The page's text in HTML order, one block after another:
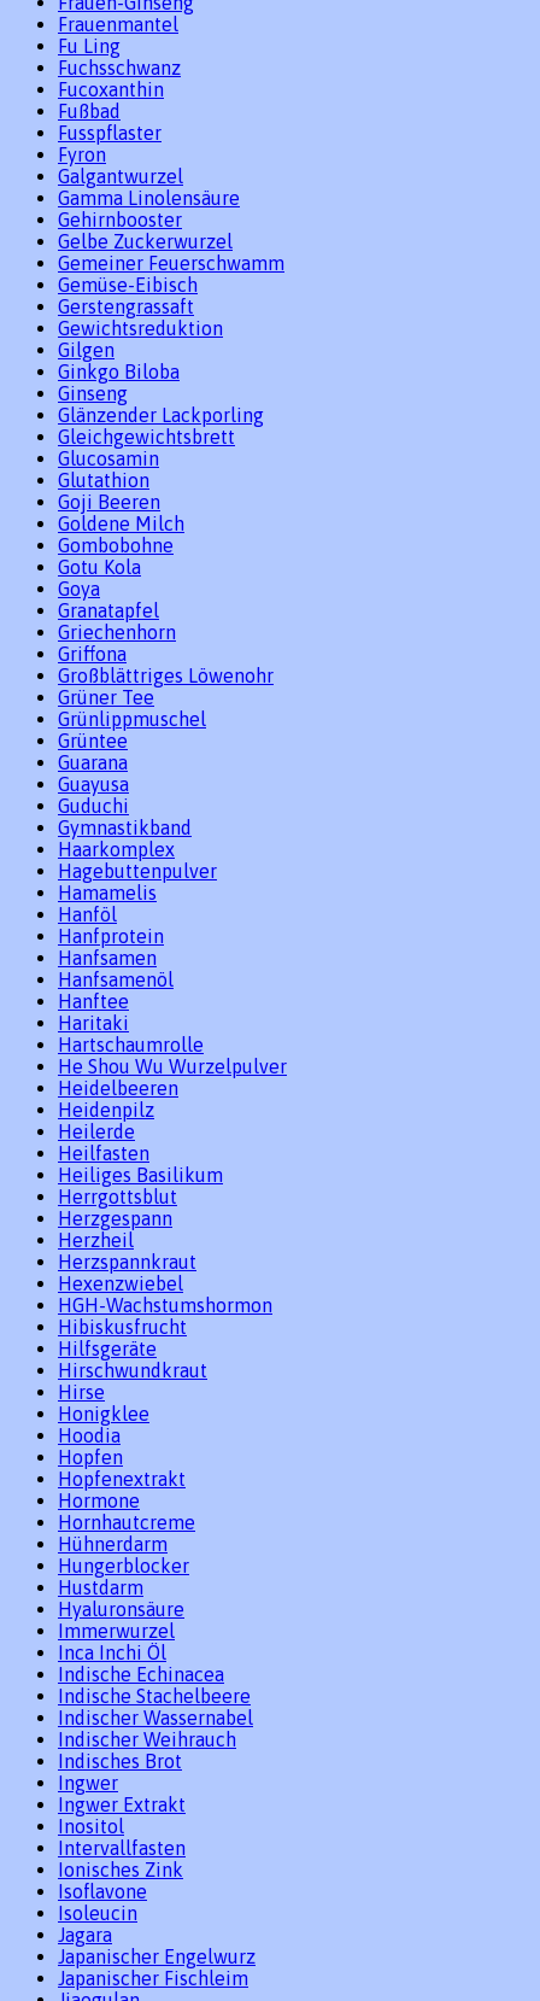
Frauenmantel
Fu Ling
Fuchsschwanz
Fucoxanthin
Fußbad
Fusspflaster
Fyron
Galgantwurzel
Gamma Linolensäure
Gehirnbooster
Gelbe Zuckerwurzel
Gemeiner Feuerschwamm
Gemüse-Eibisch
Gerstengrassaft
Gewichtsreduktion
Gilgen
Ginkgo Biloba
Ginseng
Glänzender Lackporling
Gleichgewichtsbrett
Glucosamin
Glutathion
Goji Beeren
Goldene Milch
Gombobohne
Gotu Kola
Goya
Granatapfel
Griechenhorn
Griffona
Großblättriges Löwenohr
Grüner Tee
Grünlippmuschel
Grüntee
Guarana
Guayusa
Guduchi
Gymnastikband
Haarkomplex
Hagebuttenpulver
Hamamelis
Hanföl
Hanfprotein
Hanfsamen
Hanfsamenöl
Hanftee
Haritaki
Hartschaumrolle
He Shou Wu Wurzelpulver
Heidelbeeren
Heidenpilz
Heilerde
Heilfasten
Heiliges Basilikum
Herrgottsblut
Herzgespann
Herzheil
Herzspannkraut
Hexenzwiebel
HGH-Wachstumshormon
Hibiskusfrucht
Hilfsgeräte
Hirschwundkraut
Hirse
Honigklee
Hoodia
Hopfen
Hopfenextrakt
Hormone
Hornhautcreme
Hühnerdarm
Hungerblocker
Hustdarm
Hyaluronsäure
Immerwurzel
Inca Inchi Öl
Indische Echinacea
Indische Stachelbeere
Indischer Wassernabel
Indischer Weihrauch
Indisches Brot
Ingwer
Ingwer Extrakt
Inositol
Intervallfasten
Ionisches Zink
Isoflavone
Isoleucin
Jagara
Japanischer Engelwurz
Japanischer Fischleim